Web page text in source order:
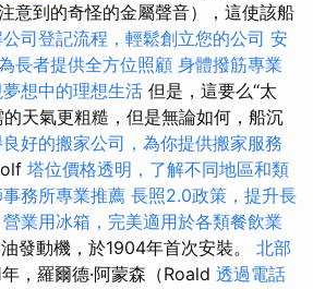
意到的奇怪的金屬聲音），這使該船
司登記流程，輕鬆創立您的公司 安
長者提供全方位照顧 身體撥筋專業
想中的理想生活 但是，這要么“太
天氣更粗糙，但是無論如何，船沉
好的搬家公司，為你提供搬家服務
塔位價格透明，了解不同地區和類
務所專業推薦 長照2.0政策，提升長
營業用冰箱，完美適用於各類餐飲業
發動機，於1904年首次安裝。 北部
年，羅爾德·阿蒙森（Roald 透過電話